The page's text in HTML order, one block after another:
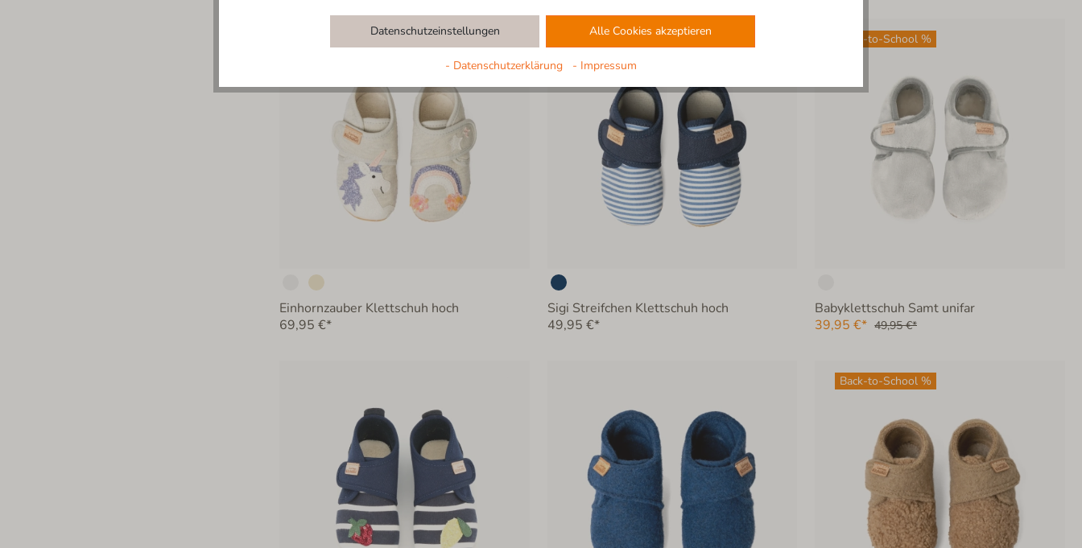
Einhornzauber Klettschuh hoch
69,95 €*
Sigi Streifchen Klettschuh hoch
49,95 €*
Back-to-School %
Babyklettschuh Samt unifar
39,95 €* 49,95 €*
Back-to-School %
Datenschutzeinstellungen Alle Cookies akzeptieren
- Datenschutzerklärung - Impressum